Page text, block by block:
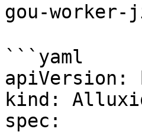
gou-worker-
```yaml
apiVersion:
kind:
spec: